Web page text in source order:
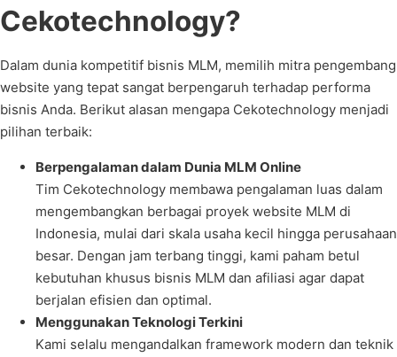
Cekotechnology?
Dalam dunia kompetitif bisnis MLM, memilih mitra pengembang
website yang tepat sangat berpengaruh terhadap performa
bisnis Anda. Berikut alasan mengapa Cekotechnology menjadi
pilihan terbaik:
Berpengalaman dalam Dunia MLM Online
Tim Cekotechnology membawa pengalaman luas dalam
mengembangkan berbagai proyek website MLM di
Indonesia, mulai dari skala usaha kecil hingga perusahaan
besar. Dengan jam terbang tinggi, kami paham betul
kebutuhan khusus bisnis MLM dan afiliasi agar dapat
berjalan efisien dan optimal.
Menggunakan Teknologi Terkini
Kami selalu mengandalkan framework modern dan teknik